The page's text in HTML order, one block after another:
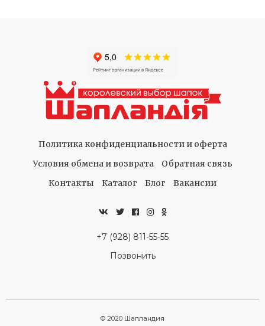
Политика конфиденциальности и оферта
Условия обмена и возврата
Обратная связь
Контакты
Каталог Блог Вакансии
+7 (928) 811-55-55
Позвонить
© 2020 Шапландия